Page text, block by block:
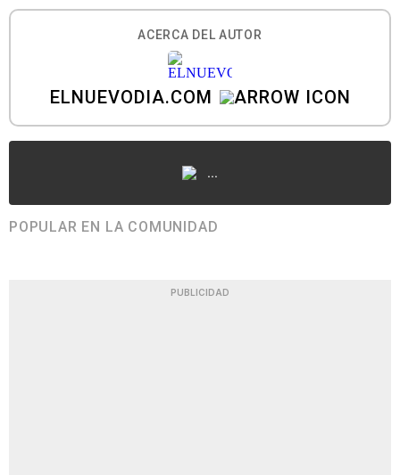
ACERCA DEL AUTOR
ELNUEVODIA.COM
...
POPULAR EN LA COMUNIDAD
PUBLICIDAD